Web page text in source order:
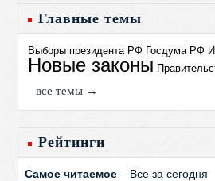
Главные темы
Выборы президента РФ Госдума РФ
Новые законы
все темы →
Рейтинги
Самое читаемое Все за сегодня